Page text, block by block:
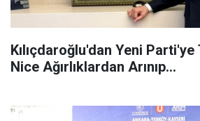
Kılıçdaroğlu'dan Yeni
Nice Ağırlıklardan Arınıp...